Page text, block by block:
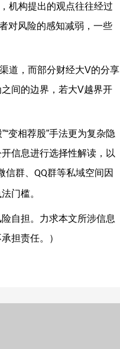
机构提出的观点往往经过
对风险的感知减弱，一些
道，而部分财经大V的分享
间的边界，若大V越界开
”“变相荐股”手法更为复杂隐
信息进行选择性解读，以
信群、QQ群等私域空间因
门槛。
自担。力求本文所涉信息
担责任。）